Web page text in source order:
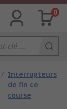
0
/ Interrupteurs
de fin de
course